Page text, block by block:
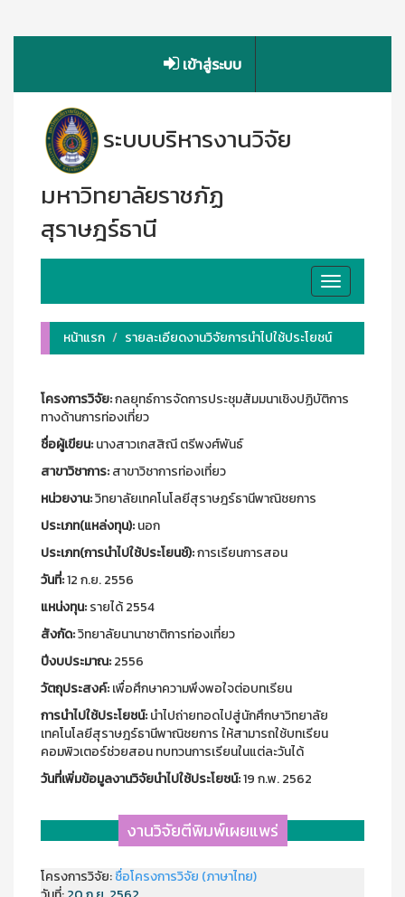
เข้าสู่ระบบ
ระบบบริหารงานวิจัย
มหาวิทยาลัยราชภัฏ
สุราษฎร์ธานี
Toggle
navigation
หน้าแรก
รายละเอียดงานวิจัยการนำไปใช้ประโยชน์
โครงการวิจัย:กลยุทธ์การจัดการประชุมสัมมนาเชิงปฏิบัติการ
ทางด้านการท่องเที่ยว
ชื่อผู้เขียน:นางสาวเกสสิณี ตรีพงศ์พันธ์
สาขาวิชาการ:สาขาวิชาการท่องเที่ยว
หน่วยงาน:วิทยาลัยเทคโนโลยีสุราษฎร์ธานีพาณิชยการ
ประเภท(แหล่งทุน):นอก
ประเภท(การนำไปใช้ประโยนช์):การเรียนการสอน
วันที่:12 ก.ย. 2556
แหน่งทุน:รายได้ 2554
สังกัด:วิทยาลัยนานาชาติการท่องเที่ยว
ปีงบประมาณ:2556
วัตถุประสงค์:เพื่อศึกษาความพึงพอใจต่อบทเรียน
การนำไปใช้ประโยชน์:นำไปถ่ายทอดไปสู่นักศึกษาวิทยาลัย
เทคโนโลยีสุราษฎร์ธานีพาณิชยการ ให้สามารถใช้บทเรียน
คอมพิวเตอร์ช่วยสอน ทบทวนการเรียนในแต่ละวันได้
วันที่เพิ่มข้อมูลงานวิจัยนำไปใช้ประโยชน์:19 ก.พ. 2562
งานวิจัยตีพิมพ์เผยแพร่
โครงการวิจัย:ชื่อโครงการวิจัย (ภาษาไทย)